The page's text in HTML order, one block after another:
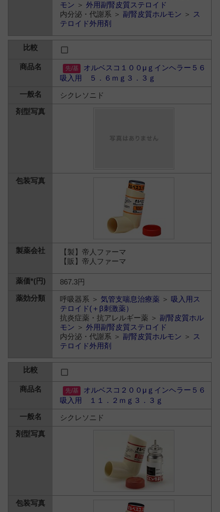
モン ＞外用副腎皮質ステロイド
内分泌・代謝系 ＞ 副腎皮質ホルモン ＞ ス
テロイド外用剤
オルベスコ１００μｇインヘラー５６
吸入用 ５．６ｍｇ３．３ｇ
シクレソニド
【製】帝人ファーマ
【販】帝人ファーマ
867.3円
呼吸器系 ＞気管支喘息治療薬 ＞吸入用ス
テロイド(＋β刺激薬）
抗炎症薬・抗アレルギー薬 ＞ 副腎皮質ホル
モン ＞外用副腎皮質ステロイド
内分泌・代謝系 ＞ 副腎皮質ホルモン ＞ ス
テロイド外用剤
オルベスコ２００μｇインヘラー５６
吸入用 １１．２ｍｇ３．３ｇ
シクレソニド